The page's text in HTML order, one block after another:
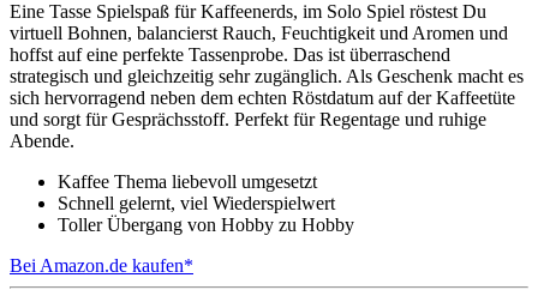
Eine Tasse Spielspaß für Kaffeenerds, im Solo Spiel röstest Du
virtuell Bohnen, balancierst Rauch, Feuchtigkeit und Aromen und
hoffst auf eine perfekte Tassenprobe. Das ist überraschend
strategisch und gleichzeitig sehr zugänglich. Als Geschenk macht es
sich hervorragend neben dem echten Röstdatum auf der Kaffeetüte
und sorgt für Gesprächsstoff. Perfekt für Regentage und ruhige
Abende.
Kaffee Thema liebevoll umgesetzt
Schnell gelernt, viel Wiederspielwert
Toller Übergang von Hobby zu Hobby
Bei Amazon.de kaufen*